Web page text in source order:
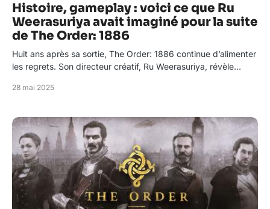
Histoire, gameplay : voici ce que Ru
Weerasuriya avait imaginé pour la suite
de The Order: 1886
Huit ans après sa sortie, The Order: 1886 continue d’alimenter
les regrets. Son directeur créatif, Ru Weerasuriya, révèle…
28 mai 2025